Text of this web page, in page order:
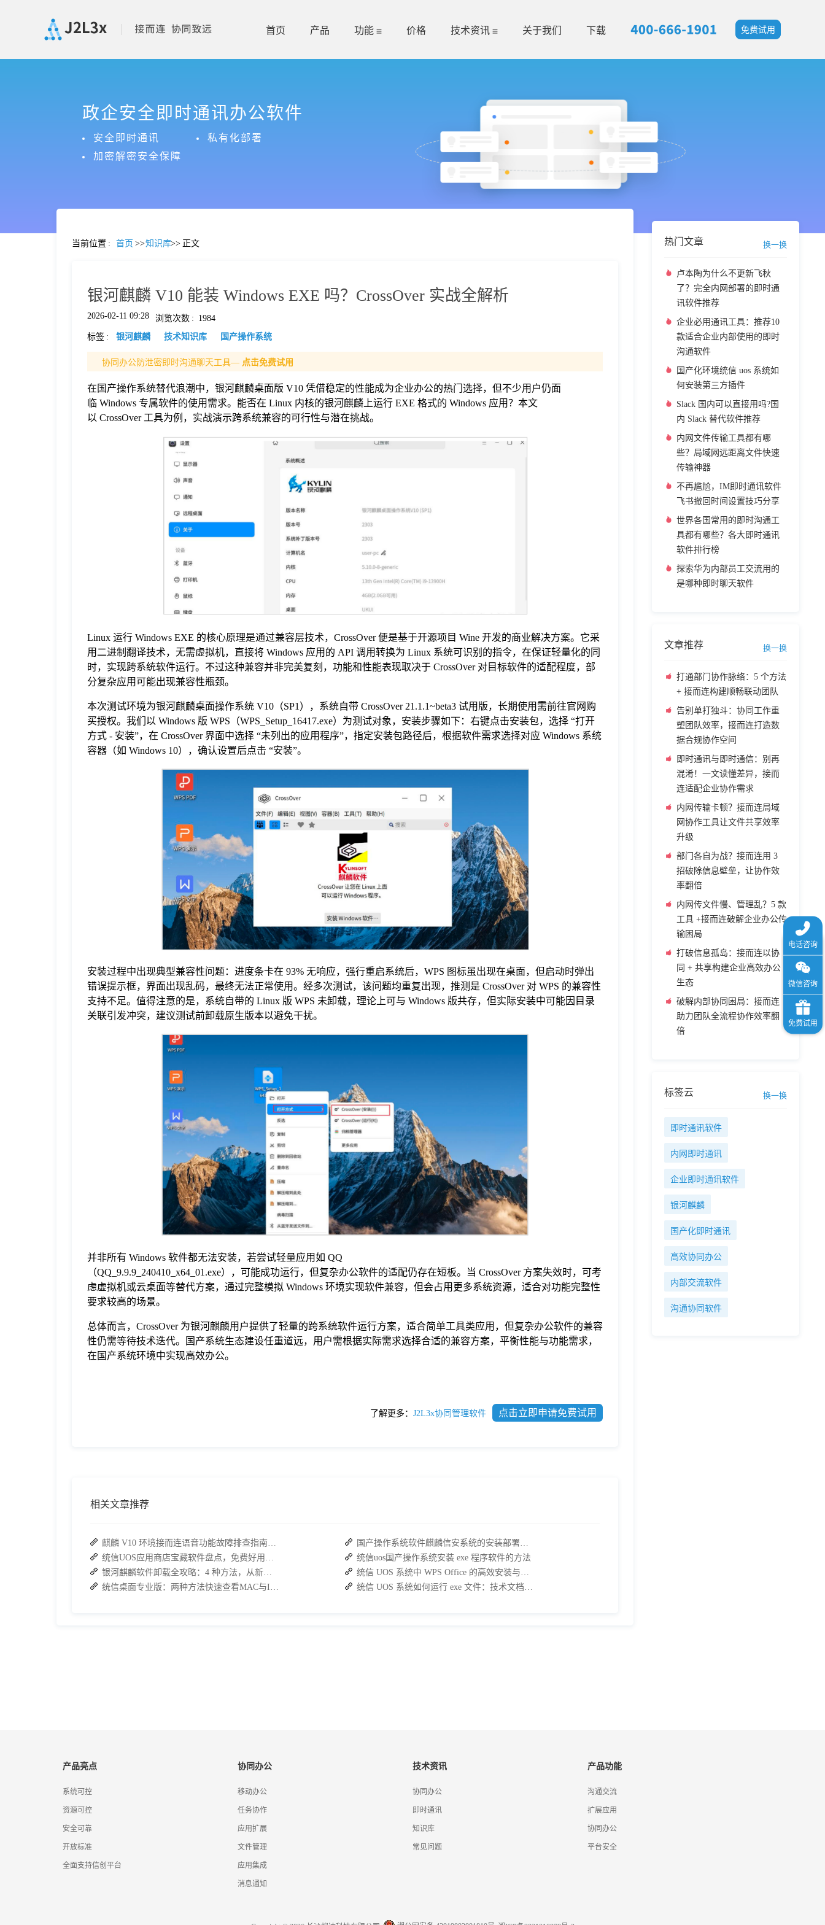
首页 产品 功能 价格 技术资讯 关于我们 下载 免费试用
政企安全即时通讯办公软件
安全即时通讯
私有化部署
加密解密安全保障
当前位置 : 首页 >>知识库>> 正文
银河麒麟 V10 能装 Windows EXE 吗？CrossOver 实战全解析
2026-02-11 09:28 浏览次数 : 1984
标签 : 银河麒麟 技术知识库 国产操作系统
协同办公防泄密即时沟通聊天工具— 点击免费试用
在国产操作系统替代浪潮中，银河麒麟桌面版 V10 凭借稳定的性能成为企业办公的热门选择，但不少用户仍面
临 Windows 专属软件的使用需求。能否在 Linux 内核的银河麒麟上运行 EXE 格式的 Windows 应用？本文
以 CrossOver 工具为例，实战演示跨系统兼容的可行性与潜在挑战。
Linux 运行 Windows EXE 的核心原理是通过兼容层技术，CrossOver 便是基于开源项目 Wine 开发的商业解决方案。它采
用二进制翻译技术，无需虚拟机，直接将 Windows 应用的 API 调用转换为 Linux 系统可识别的指令，在保证轻量化的同
时，实现跨系统软件运行。不过这种兼容并非完美复刻，功能和性能表现取决于 CrossOver 对目标软件的适配程度，部
分复杂应用可能出现兼容性瓶颈。
本次测试环境为银河麒麟桌面操作系统 V10（SP1），系统自带 CrossOver 21.1.1~beta3 试用版，长期使用需前往官网购
买授权。我们以 Windows 版 WPS（WPS_Setup_16417.exe）为测试对象，安装步骤如下：右键点击安装包，选择 “打开
方式 - 安装”，在 CrossOver 界面中选择 “未列出的应用程序”，指定安装包路径后，根据软件需求选择对应 Windows 系统
容器（如 Windows 10），确认设置后点击 “安装”。
安装过程中出现典型兼容性问题：进度条卡在 93% 无响应，强行重启系统后，WPS 图标虽出现在桌面，但启动时弹出
错误提示框，界面出现乱码，最终无法正常使用。经多次测试，该问题均重复出现，推测是 CrossOver 对 WPS 的兼容性
支持不足。值得注意的是，系统自带的 Linux 版 WPS 未卸载，理论上可与 Windows 版共存，但实际安装中可能因目录
关联引发冲突，建议测试前卸载原生版本以避免干扰。
并非所有 Windows 软件都无法安装，若尝试轻量应用如 QQ
（QQ_9.9.9_240410_x64_01.exe），可能成功运行，但复杂办公软件的适配仍存在短板。当 CrossOver 方案失效时，可考
虑虚拟机或云桌面等替代方案，通过完整模拟 Windows 环境实现软件兼容，但会占用更多系统资源，适合对功能完整性
要求较高的场景。
总体而言，CrossOver 为银河麒麟用户提供了轻量的跨系统软件运行方案，适合简单工具类应用，但复杂办公软件的兼容
性仍需等待技术迭代。国产系统生态建设任重道远，用户需根据实际需求选择合适的兼容方案，平衡性能与功能需求，
在国产系统环境中实现高效办公。
了解更多： J2L3x协同管理软件 点击立即申请免费试用
相关文章推荐
麒麟 V10 环境接而连语音功能故障排查指南：快速恢复高效协作
统信UOS应用商店宝藏软件盘点，免费好用，办公效率直接拉满
银河麒麟软件卸载全攻略：4 种方法，从新手到高手一次搞定
统信桌面专业版：两种方法快速查看MAC与IP地址
国产操作系统软件麒麟信安系统的安装部署教程
统信uos国产操作系统安装 exe 程序软件的方法
统信 UOS 系统中 WPS Office 的高效安装与使用指南
统信 UOS 系统如何运行 exe 文件：技术文档指南
热门文章 换一换
卢本陶为什么不更新飞秋
了？完全内网部署的即时通
讯软件推荐
企业必用通讯工具：推荐10
款适合企业内部使用的即时
沟通软件
国产化环境统信 uos 系统如
何安装第三方插件
Slack 国内可以直接用吗?国
内 Slack 替代软件推荐
内网文件传输工具都有哪
些？局域网远距离文件快速
传输神器
不再尴尬，IM即时通讯软件
飞书撤回时间设置技巧分享
世界各国常用的即时沟通工
具都有哪些？各大即时通讯
软件排行榜
探索华为内部员工交流用的
是哪种即时聊天软件
文章推荐 换一换
打通部门协作脉络：5 个方法
+ 接而连构建顺畅联动团队
告别单打独斗：协同工作重
塑团队效率，接而连打造数
据合规协作空间
即时通讯与即时通信：别再
混淆！一文读懂差异，接而
连适配企业协作需求
内网传输卡顿？接而连局域
网协作工具让文件共享效率
升级
部门各自为战？接而连用 3
招破除信息壁垒，让协作效
率翻倍
内网传文件慢、管理乱？5 款
工具 +接而连破解企业办公传
输困局
打破信息孤岛：接而连以协
同 + 共享构建企业高效办公
生态
破解内部协同困局：接而连
助力团队全流程协作效率翻
倍
标签云 换一换
即时通讯软件
内网即时通讯
企业即时通讯软件
银河麒麟
国产化即时通讯
高效协同办公
内部交流软件
沟通协同软件
产品亮点
系统可控
资源可控
安全可靠
开放标准
全面支持信创平台
协同办公
移动办公
任务协作
应用扩展
文件管理
应用集成
消息通知
技术资讯
协同办公
即时通讯
知识库
常见问题
产品功能
沟通交流
扩展应用
协同办公
平台安全